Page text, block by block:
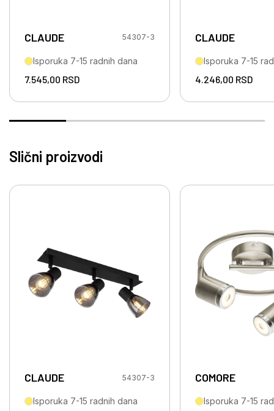
CLAUDE 54307-3
Isporuka 7-15 radnih dana
7.545,00 RSD
CLAUDE
Isporuka 7-15
4.246,00 RSD
Slični proizvodi
CLAUDE 54307-3
Isporuka 7-15 radnih dana
COMORE
Isporuka 7-15